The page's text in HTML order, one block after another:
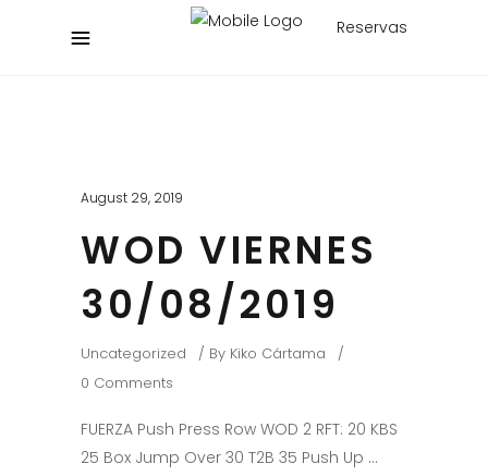
Reservas
August 29, 2019
WOD VIERNES
30/08/2019
Uncategorized By Kiko Cártama
0 Comments
FUERZA Push Press Row WOD 2 RFT: 20 KBS
25 Box Jump Over 30 T2B 35 Push Up